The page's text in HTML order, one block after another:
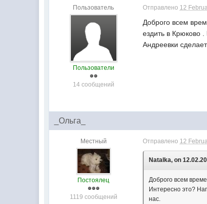
Пользователь
Пользователи
14 сообщений
Отправлено 12
Доброго всем
ездить в Крюково
Андреевки сделает
_Ольга_
Местный
Постоялец
1119 сообщений
Отправлено 12
Natalka, on
Доброго всем
Интересно это?
нас.